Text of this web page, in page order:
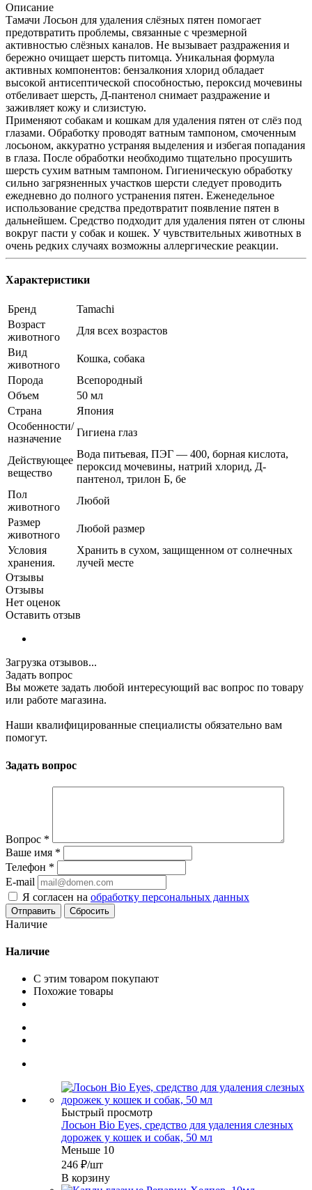
Описание
Тамачи Лосьон для удаления слёзных пятен помогает
предотвратить проблемы, связанные с чрезмерной
активностью слёзных каналов. Не вызывает раздражения и
бережно очищает шерсть питомца. Уникальная формула
активных компонентов: бензалкония хлорид обладает
высокой антисептической способностью, пероксид мочевины
отбеливает шерсть, Д-пантенол снимает раздражение и
заживляет кожу и слизистую.
Применяют собакам и кошкам для удаления пятен от слёз под
глазами. Обработку проводят ватным тампоном, смоченным
лосьоном, аккуратно устраняя выделения и избегая попадания
в глаза. После обработки необходимо тщательно просушить
шерсть сухим ватным тампоном. Гигиеническую обработку
сильно загрязненных участков шерсти следует проводить
ежедневно до полного устранения пятен. Еженедельное
использование средства предотвратит появление пятен в
дальнейшем. Средство подходит для удаления пятен от слюны
вокруг пасти у собак и кошек. У чувствительных животных в
очень редких случаях возможны аллергические реакции.
Характеристики
Бренд
Tamachi
Возраст
животного
Для всех возрастов
Вид
животного
Кошка, собака
Порода
Всепородный
Объем
50 мл
Страна
Япония
Особенности/
назначение
Гигиена глаз
Действующее
вещество
Вода питьевая, ПЭГ — 400, борная кислота,
пероксид мочевины, натрий хлорид, Д-
пантенол, трилон Б, бе
Пол
животного
Любой
Размер
животного
Любой размер
Условия
хранения.
Хранить в сухом, защищенном от солнечных
лучей месте
Отзывы
Отзывы
Нет оценок
Оставить отзыв
Загрузка отзывов...
Задать вопрос
Вы можете задать любой интересующий вас вопрос по товару
или работе магазина.
Наши квалифицированные специалисты обязательно вам
помогут.
Задать вопрос
Вопрос *
Ваше имя *
Телефон *
E-mail
Я согласен на обработку персональных данных
Сбросить
Наличие
Наличие
С этим товаром покупают
Похожие товары
Быстрый просмотр
Лосьон Bio Eyes, средство для удаления слезных
дорожек у кошек и собак, 50 мл
Меньше 10
246 ₽/шт
В корзину